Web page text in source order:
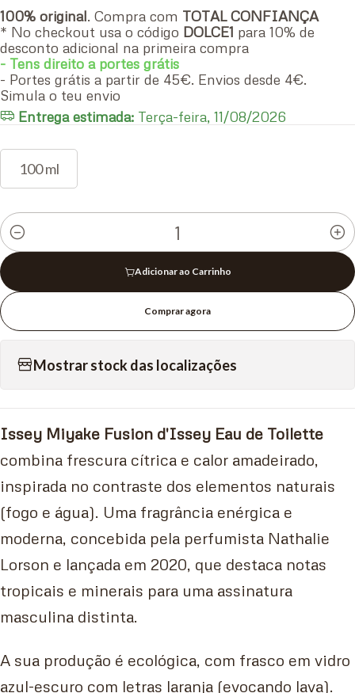
100% original. Compra com TOTAL CONFIANÇA
* No checkout usa o código DOLCE1 para 10% de
desconto adicional na primeira compra
- Tens direito a portes grátis
- Portes grátis a partir de 45€. Envios desde 4€.
Simula o teu envio
Entrega estimada: Terça-feira, 11/08/2026
100 ml
Quantidade
Adicionar ao Carrinho
Comprar agora
Mostrar stock das localizações
Issey Miyake Fusion d'Issey Eau de Toilette
combina frescura cítrica e calor amadeirado,
inspirada no contraste dos elementos naturais
(fogo e água). Uma fragrância enérgica e
moderna, concebida pela perfumista Nathalie
Lorson e lançada em 2020, que destaca notas
tropicais e minerais para uma assinatura
masculina distinta.
A sua produção é ecológica, com frasco em vidro
azul-escuro com letras laranja (evocando lava).